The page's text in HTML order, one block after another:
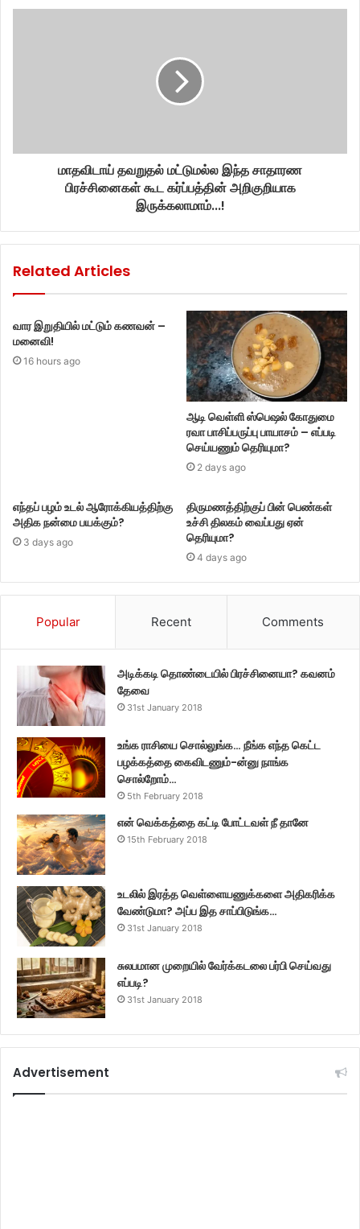
மாதவிடாய் தவறுதல் மட்டுமல்ல இந்த சாதாரண
பிரச்சினைகள் கூட கர்ப்பத்தின் அறிகுறியாக
இருக்கலாமாம்...!
Related Articles
வார இறுதியில் மட்டும் கணவன் –
மனைவி!
16 hours ago
ஆடி வெள்ளி ஸ்பெஷல் கோதுமை
ரவா பாசிப்பருப்பு பாயாசம் – எப்படி
செய்யணும் தெரியுமா?
2 days ago
எந்தப் பழம் உடல் ஆரோக்கியத்திற்கு
அதிக நன்மை பயக்கும்?
3 days ago
திருமணத்திற்குப் பின் பெண்கள்
உச்சி திலகம் வைப்பது ஏன்
தெரியுமா?
4 days ago
Popular Recent Comments
அடிக்கடி தொண்டையில் பிரச்சினையா? கவனம்
தேவை
31st January 2018
உங்க ராசியை சொல்லுங்க… நீங்க எந்த கெட்ட
பழக்கத்தை கைவிடணும்-ன்னு நாங்க
சொல்றோம்…
5th February 2018
என் வெக்கத்தை கட்டி போட்டவள் நீ தானே
15th February 2018
உடலில் இரத்த வெள்ளையணுக்களை அதிகரிக்க
வேண்டுமா? அப்ப இத சாப்பிடுங்க…
31st January 2018
சுலபமான முறையில் வேர்க்கடலை பர்பி செய்வது
எப்படி?
31st January 2018
Advertisement